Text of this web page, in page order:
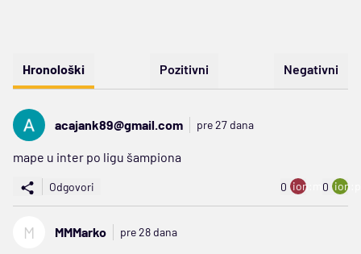
Hronološki Pozitivni Negativni
acajank89@gmail.com pre 27 dana
mape u inter po ligu šampiona
Odgovori 0 ion:minus
0
M MMMarko pre 28 dana